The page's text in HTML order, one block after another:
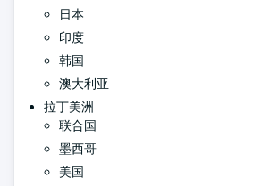
日本
印度
韩国
澳大利亚
拉丁美洲
联合国
墨西哥
美国